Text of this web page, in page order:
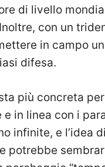
di livello
con un
in campo
difesa.
più concreta
e in linea con i
infinite, e l’idea di
potrebbe